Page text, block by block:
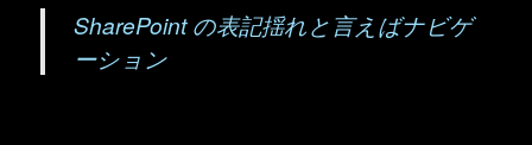
SharePoint の表記揺れと言えばナビゲ
ーション